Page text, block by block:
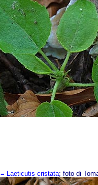
Laeticutis cristata; foto di